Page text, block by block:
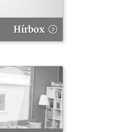
Hírbox